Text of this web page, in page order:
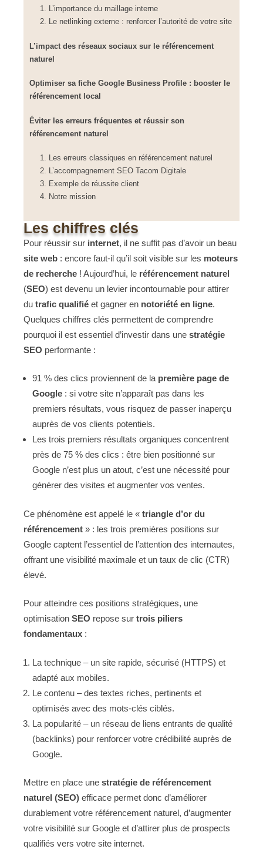
L’importance du maillage interne
Le netlinking externe : renforcer l’autorité de votre site
L’impact des réseaux sociaux sur le référencement
naturel
Optimiser sa fiche Google Business Profile : booster le
référencement local
Éviter les erreurs fréquentes et réussir son
référencement naturel
Les erreurs classiques en référencement naturel
L’accompagnement SEO Tacom Digitale
Exemple de réussite client
Notre mission
Les chiffres clés
Pour réussir sur internet, il ne suffit pas d’avoir un beau
site web : encore faut-il qu’il soit visible sur les moteurs
de recherche ! Aujourd’hui, le référencement naturel
(SEO) est devenu un levier incontournable pour attirer
du trafic qualifié et gagner en notoriété en ligne.
Quelques chiffres clés permettent de comprendre
pourquoi il est essentiel d’investir dans une stratégie
SEO performante :
91 % des clics proviennent de la première page de
Google : si votre site n’apparaît pas dans les
premiers résultats, vous risquez de passer inaperçu
auprès de vos clients potentiels.
Les trois premiers résultats organiques concentrent
près de 75 % des clics : être bien positionné sur
Google n’est plus un atout, c’est une nécessité pour
générer des visites et augmenter vos ventes.
Ce phénomène est appelé le « triangle d’or du
référencement » : les trois premières positions sur
Google captent l’essentiel de l’attention des internautes,
offrant une visibilité maximale et un taux de clic (CTR)
élevé.
Pour atteindre ces positions stratégiques, une
optimisation SEO repose sur trois piliers
fondamentaux :
La technique – un site rapide, sécurisé (HTTPS) et
adapté aux mobiles.
Le contenu – des textes riches, pertinents et
optimisés avec des mots-clés ciblés.
La popularité – un réseau de liens entrants de qualité
(backlinks) pour renforcer votre crédibilité auprès de
Google.
Mettre en place une stratégie de référencement
naturel (SEO) efficace permet donc d’améliorer
durablement votre référencement naturel, d’augmenter
votre visibilité sur Google et d’attirer plus de prospects
qualifiés vers votre site internet.